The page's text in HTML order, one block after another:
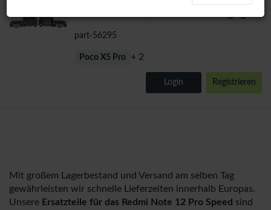
part-56295
Poco X5 Pro + 2
Login Registrieren
Mit großem Lagerbestand und Versand am selben Tag
gewährleisten wir schnelle Lieferzeiten innerhalb Europas.
Unsere Ersatzteile für das Redmi Note 12 Pro Speed sind